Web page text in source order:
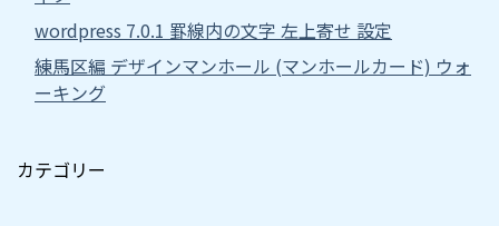
wordpress 7.0.1 罫線内の文字 左上寄せ 設定
練馬区編 デザインマンホール (マンホールカード) ウォ
ーキング
カテゴリー